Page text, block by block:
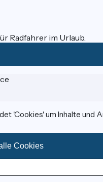
Radfahrer im Urlaub.
'Cookies' um Inhalte und
Cookies